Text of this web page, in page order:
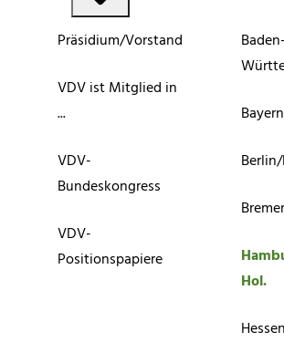
Präsidium/Vorstand
VDV ist Mitglied in
...
VDV-
Bundeskongress
VDV-
Positionspapiere
Baden-
Bayern
Hol.
Hessen